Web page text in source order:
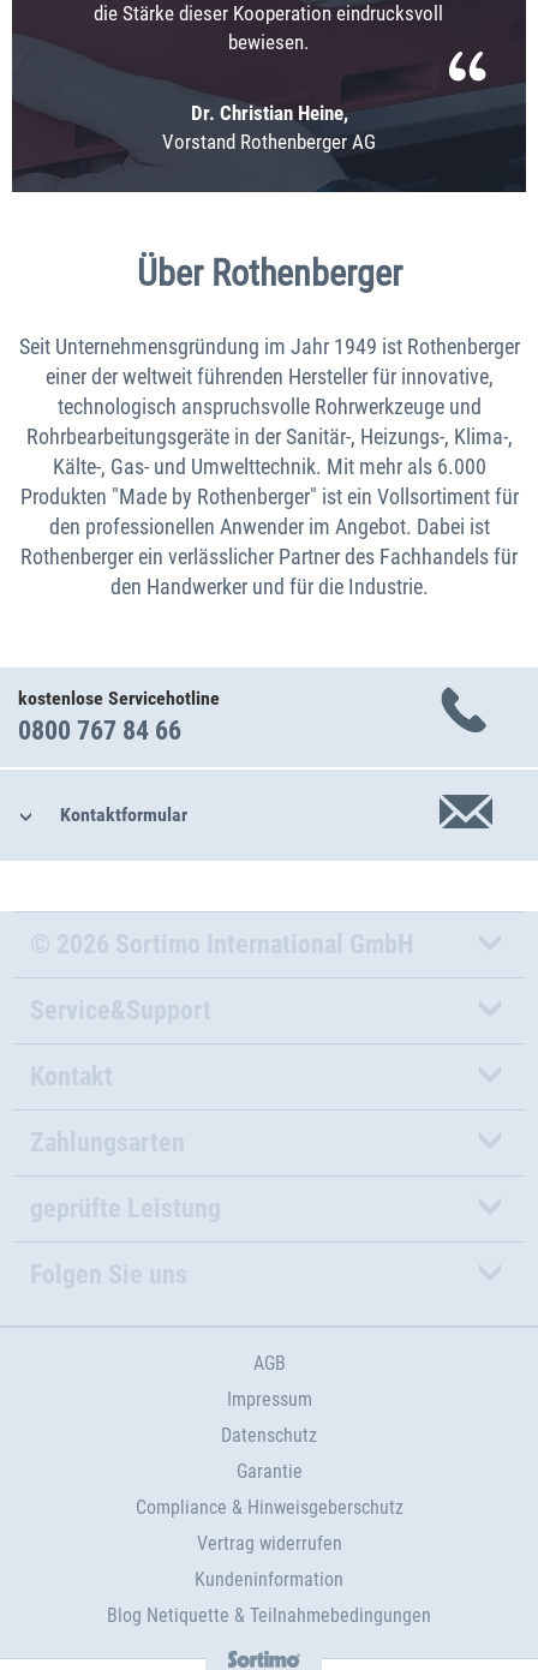
die Stärke dieser Kooperation eindrucksvoll
bewiesen.
Dr. Christian Heine,
Vorstand Rothenberger AG
Über Rothenberger
Seit Unternehmensgründung im Jahr 1949 ist Rothenberger
einer der weltweit führenden Hersteller für innovative,
technologisch anspruchsvolle Rohrwerkzeuge und
Rohrbearbeitungsgeräte in der Sanitär-, Heizungs-, Klima-,
Kälte-, Gas- und Umwelttechnik. Mit mehr als 6.000
Produkten "Made by Rothenberger" ist ein Vollsortiment für
den professionellen Anwender im Angebot. Dabei ist
Rothenberger ein verlässlicher Partner des Fachhandels für
den Handwerker und für die Industrie.
kostenlose Servicehotline
0800 767 84 66
Kontaktformular
© 2026 Sortimo International GmbH
Service&Support
Kontakt
Zahlungsarten
geprüfte Leistung
Folgen Sie uns
AGB
Impressum
Datenschutz
Garantie
Compliance & Hinweisgeberschutz
Vertrag widerrufen
Kundeninformation
Blog Netiquette & Teilnahmebedingungen